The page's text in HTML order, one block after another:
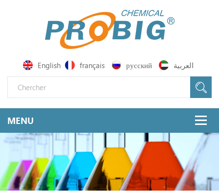
English français русский العربية